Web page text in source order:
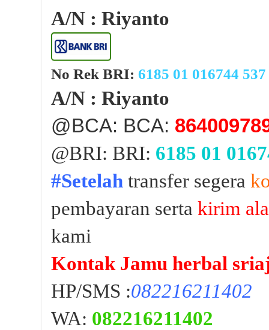
A/N : Riyanto
No Rek BRI: 6185 01 016744 537
A/N : Riyanto
@BCA: BCA:
@BRI: BRI: 6185 01
#Setelah transfer segera
pembayaran serta kirim
kami
Kontak Jamu herbal
HP/SMS :082216211402
WA: 082216211402